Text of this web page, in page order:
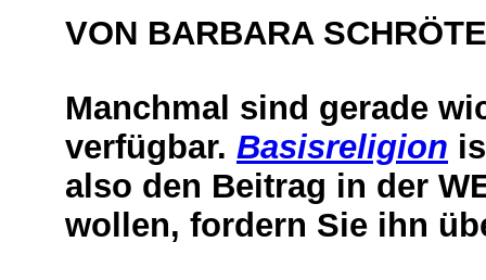
VON BARBARA
Manchmal sind gerade
verfügbar. Basisreligion
also den Beitrag in der
wollen, fordern Sie ihn